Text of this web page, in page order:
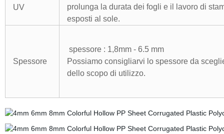
UV
prolunga la durata dei fogli e il lavoro di
esposti al sole.
Spessore
spessore : 1,8mm - 6.5 mm
Possiamo consigliarvi lo spessore da
dello scopo di utilizzo.